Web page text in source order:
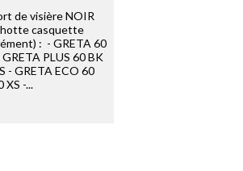
de visière NOIR
hotte casquette
: - GRETA 60
PLUS 60 BK
- GRETA ECO 60
XS -...